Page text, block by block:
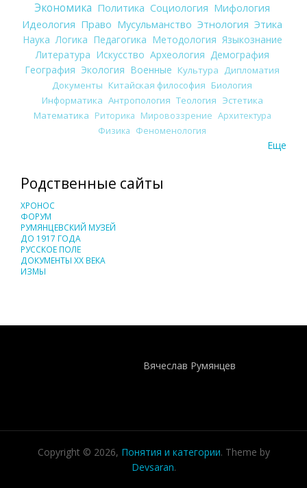
Экономика Политика Социология Мифология
Идеология Право Мусульманство Этнология Этика
Наука Логика Педагогика Методология Языкознание
Литература Искусство Археология Демография
География Экология Военные Культура
Дипломатия
Документы Китайская философия Биология
Информатика Антропология Теология Эстетика
Математика Риторика Мировоззрение Архитектура
Физика Феноменология
Еще
Родственные сайты
ХРОНОС
ФОРУМ
РУМЯНЦЕВСКИЙ МУЗЕЙ
ДО 1917 ГОДА
РУССКОЕ ПОЛЕ
ДОКУМЕНТЫ XX ВЕКА
ИЗМЫ
Вячеслав Румянцев
Copyright © 2026, Понятия и категории. Theme by
Devsaran.